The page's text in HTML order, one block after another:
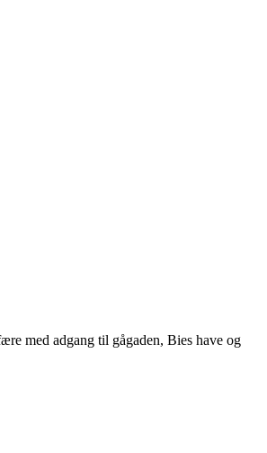
med adgang til gågaden, Bies have og